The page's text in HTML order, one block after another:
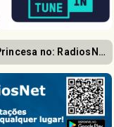
no: RadiosNet